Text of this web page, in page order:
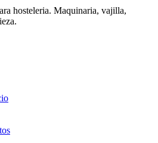
hosteleria. Maquinaria, vajilla,